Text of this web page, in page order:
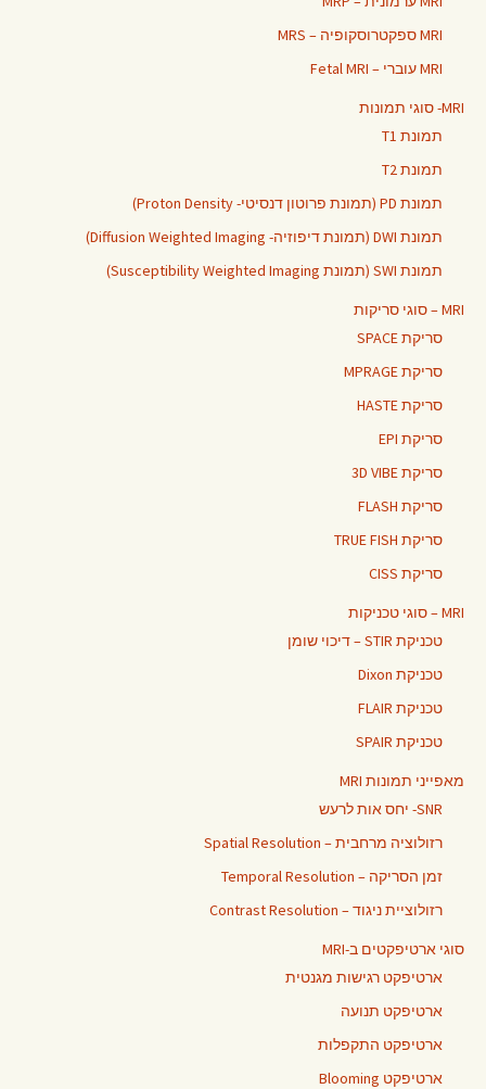
MRI ספקטרוסקופיה – MRS
MRI עוברי – Fetal MRI
MRI- סוגי תמונות
תמונת T1
תמונת T2
תמונת PD (תמונת פרוטון דנסיטי- Proton Density)
תמונת DWI (תמונת דיפוזיה- Diffusion Weighted Imaging)
תמונת SWI (תמונת Susceptibility Weighted Imaging)
MRI – סוגי סריקות
סריקת SPACE
סריקת MPRAGE
סריקת HASTE
סריקת EPI
סריקת 3D VIBE
סריקת FLASH
סריקת TRUE FISH
סריקת CISS
MRI – סוגי טכניקות
טכניקת STIR – דיכוי שומן
טכניקת Dixon
טכניקת FLAIR
טכניקת SPAIR
מאפייני תמונות MRI
SNR- יחס אות לרעש
רזולוציה מרחבית – Spatial Resolution
זמן הסריקה – Temporal Resolution
רזולוציית ניגוד – Contrast Resolution
סוגי ארטיפקטים ב-MRI
ארטיפקט רגישות מגנטית
ארטיפקט תנועה
ארטיפקט התקפלות
ארטיפקט Blooming